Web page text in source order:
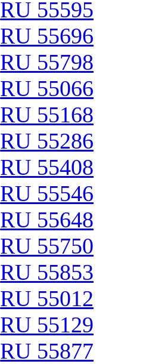
RU 55595
RU 55696
RU 55798
RU 55066
RU 55168
RU 55286
RU 55408
RU 55546
RU 55648
RU 55750
RU 55853
RU 55012
RU 55129
RU 55877